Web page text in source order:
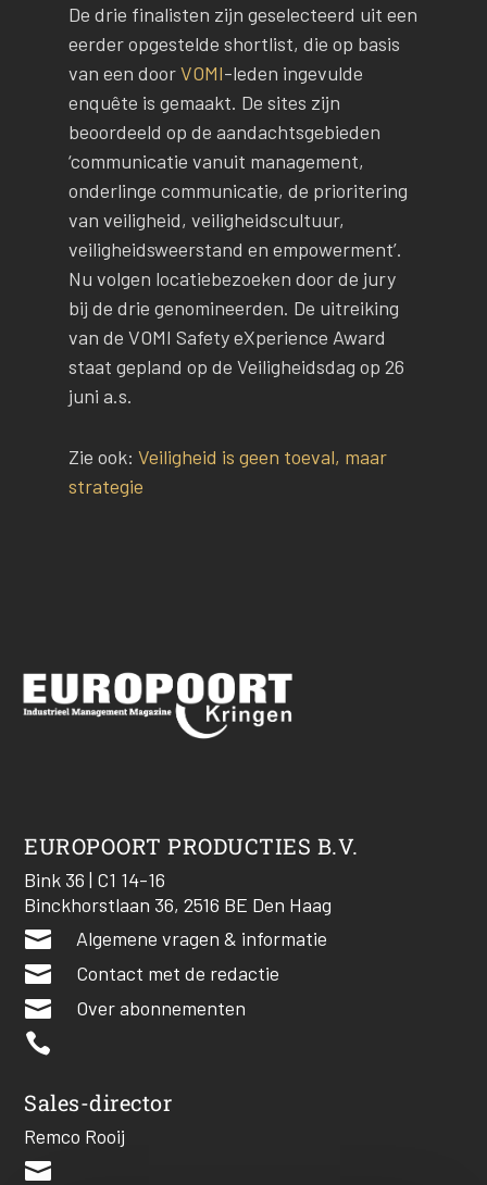
De drie finalisten zijn geselecteerd uit een
eerder opgestelde shortlist, die op basis
van een doorVOMI-leden ingevulde
enquête is gemaakt. De sites zijn
beoordeeld op de aandachtsgebieden
‘communicatie vanuit management,
onderlinge communicatie, de prioritering
van veiligheid, veiligheidscultuur,
veiligheidsweerstand en empowerment’.
Nu volgen locatiebezoeken door de jury
bij de drie genomineerden. De uitreiking
van de VOMI Safety eXperience Award
staat gepland op de Veiligheidsdag op 26
juni a.s.
Zie ook: Veiligheid is geen toeval, maar
strategie
EUROPOORT PRODUCTIES B.V.
Bink 36 | C1 14-16
Binckhorstlaan 36, 2516 BE Den Haag
 Algemene vragen & informatie
 Contact met de redactie
 Over abonnementen

Sales-director
Remco Rooij
